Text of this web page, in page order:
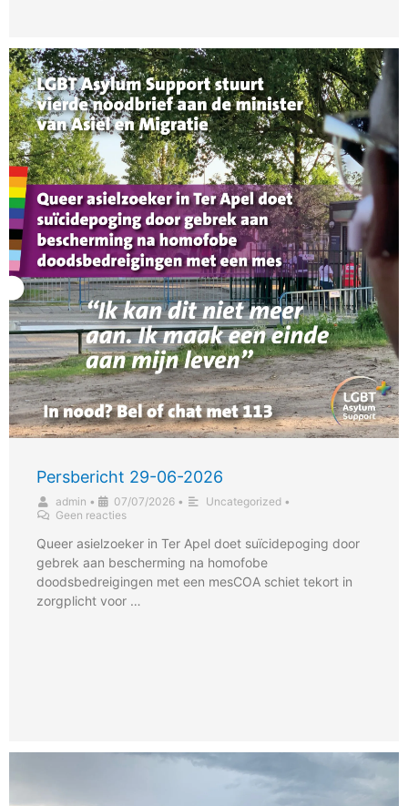
Persbericht 29-06-2026
admin • 07/07/2026 • Uncategorized •
Geen reacties
Queer asielzoeker in Ter Apel doet suïcidepoging door
gebrek aan bescherming na homofobe
doodsbedreigingen met een mesCOA schiet tekort in
zorgplicht voor …